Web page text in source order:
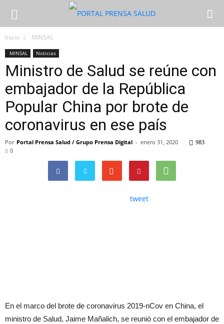
Inicio MINSAL
MINSAL Noticias
Ministro de Salud se reúne con
embajador de la República
Popular China por brote de
coronavirus en ese país
Por Portal Prensa Salud / Grupo Prensa Digital - enero 31, 2020
983
0
tweet
En el marco del brote de coronavirus 2019-nCov en China, el
ministro de Salud, Jaime Mañalich, se reunió con el embajador de